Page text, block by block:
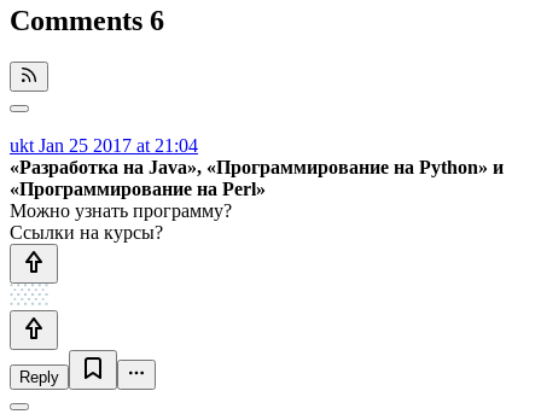
Comments 6
ukt Jan 25 2017 at 21:04
«Разработка на Java», «Программирование на Python» и
«Программирование на Perl»
Можно узнать программу?
Ссылки на курсы?
Reply